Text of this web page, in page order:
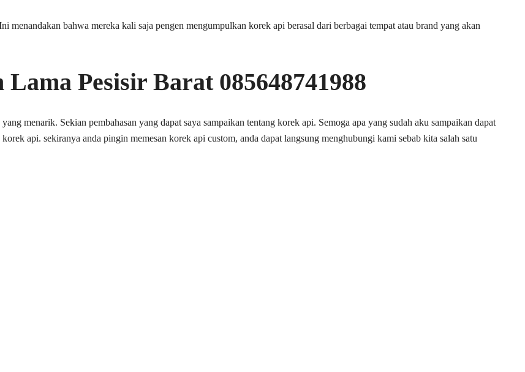
bahwa mereka kali saja pengen mengumpulkan korek api berasal dari berbagai tempat atau brand yang akan
Pesisir Barat 085648741988
menarik. Sekian pembahasan yang dapat saya sampaikan tentang korek api. Semoga apa yang sudah aku sampaikan dapat
api. sekiranya anda pingin memesan korek api custom, anda dapat langsung menghubungi kami sebab kita salah satu